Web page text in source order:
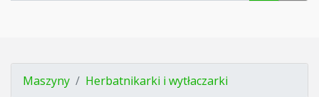
Maszyny Herbatnikarki i wytłaczarki